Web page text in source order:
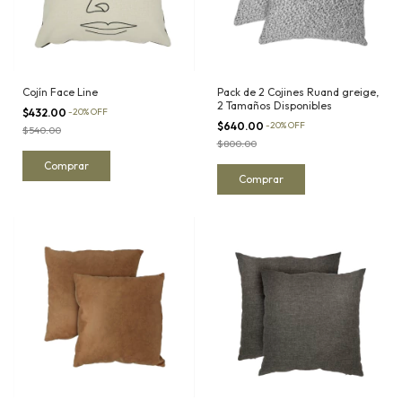
Cojín Face Line
$432.00 -20%OFF
$540.00
Pack de 2 Cojines Ruand greige,
2 Tamaños Disponibles
$640.00 -20%OFF
$800.00
Comprar